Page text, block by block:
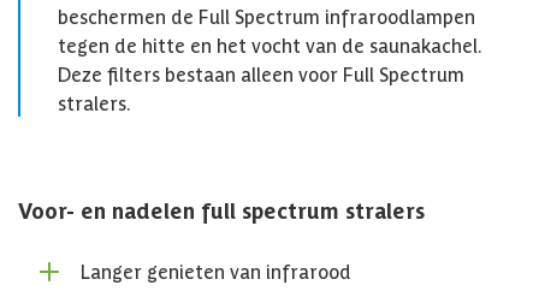
beschermen de Full Spectrum infraroodlampen
tegen de hitte en het vocht van de saunakachel.
Deze filters bestaan alleen voor Full Spectrum
stralers.
Voor- en nadelen full spectrum stralers
Langer genieten van infrarood